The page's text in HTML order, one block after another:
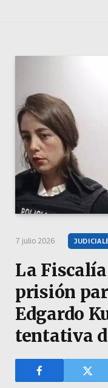
7 julio 2026
La
prisión
Edgardo
tentativa